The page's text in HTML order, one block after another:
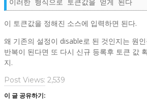
이러한 형식으로 토큰값을 얻게 된다
이 토큰값을 정해진 소스에 입력하면 된다.
왜 기존의 설정이 disable로 된 것인지는 원
반복이 된다면 또 다시 신규 등록후 토큰 값
지.
Post Views: 2,539
이 글 공유하기: